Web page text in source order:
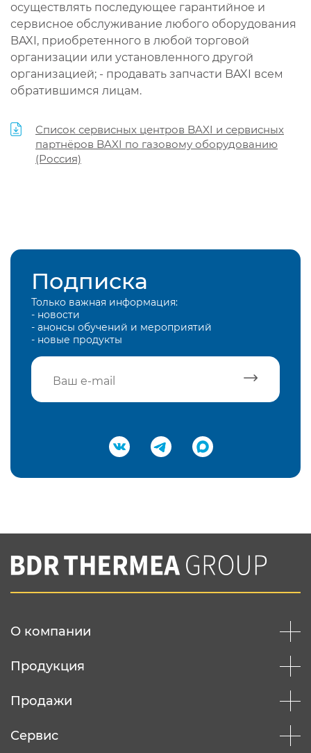
осуществлять последующее гарантийное и
сервисное обслуживание любого оборудования
BAXI, приобретенного в любой торговой
организации или установленного другой
организацией; - продавать запчасти BAXI всем
обратившимся лицам.
Список сервисных центров BAXI и сервисных
партнёров BAXI по газовому оборудованию
(Россия)
Подписка
Только важная информация:
- новости
- анонсы обучений и мероприятий
- новые продукты
Подтвердить e-mail
Вы соглашаетесь с нашей политикой
конфеденциальности
О компании
Продукция
Продажи
Сервис